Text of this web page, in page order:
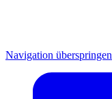
Navigation überspringen